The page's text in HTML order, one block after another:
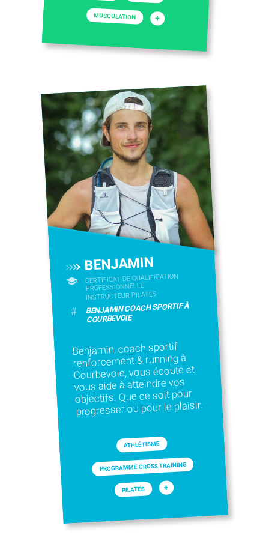
MUSCULATION +
BENJAMIN
CERTIFICAT DE QUALIFICATION
PROFESSIONNELLE
INSTRUCTEUR PILATES
# BENJAMIN COACH SPORTIF À
COURBEVOIE
Benjamin, coach sportif
renforcement & running à
Courbevoie, vous écoute et
vous aide à atteindre vos
objectifs. Que ce soit pour
progresser ou pour le plaisir.
ATHLÉTISME
PROGRAMME CROSS TRAINING
PILATES +